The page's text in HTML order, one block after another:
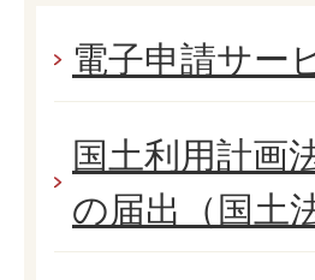
電子申請サー
国土利用計画
の届出（国土